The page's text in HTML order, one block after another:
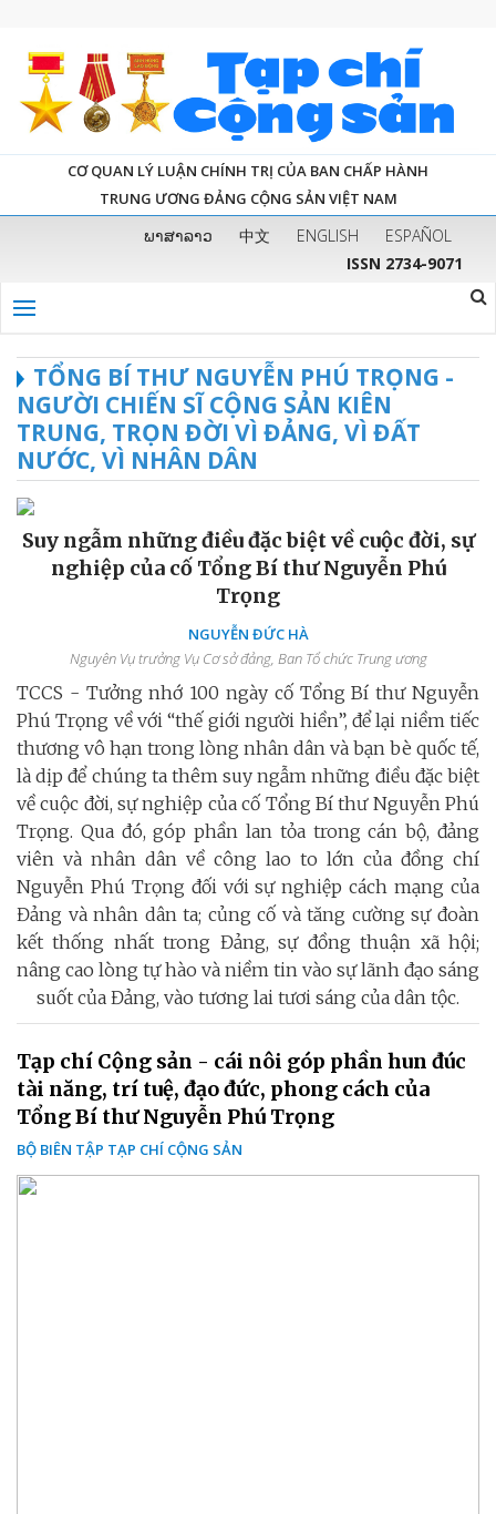
CƠ QUAN LÝ LUẬN CHÍNH TRỊ CỦA BAN CHẤP HÀNH
TRUNG ƯƠNG ĐẢNG CỘNG SẢN VIỆT NAM
ພາສາລາວ 中文 ENGLISH
ESPAÑOL
ISSN 2734-9071
TỔNG BÍ THƯ NGUYỄN PHÚ TRỌNG -
NGƯỜI CHIẾN SĨ CỘNG SẢN KIÊN
TRUNG, TRỌN ĐỜI VÌ ĐẢNG, VÌ ĐẤT
NƯỚC, VÌ NHÂN DÂN
Suy ngẫm những điều đặc biệt về cuộc đời, sự
nghiệp của cố Tổng Bí thư Nguyễn Phú
Trọng
NGUYỄN ĐỨC HÀ
Nguyên Vụ trưởng Vụ Cơ sở đảng, Ban Tổ chức Trung ương
TCCS - Tưởng nhớ 100 ngày cố Tổng Bí thư Nguyễn
Phú Trọng về với “thế giới người hiền”, để lại niềm tiếc
thương vô hạn trong lòng nhân dân và bạn bè quốc tế,
là dịp để chúng ta thêm suy ngẫm những điều đặc biệt
về cuộc đời, sự nghiệp của cố Tổng Bí thư Nguyễn Phú
Trọng. Qua đó, góp phần lan tỏa trong cán bộ, đảng
viên và nhân dân về công lao to lớn của đồng chí
Nguyễn Phú Trọng đối với sự nghiệp cách mạng của
Đảng và nhân dân ta; củng cố và tăng cường sự đoàn
kết thống nhất trong Đảng, sự đồng thuận xã hội;
nâng cao lòng tự hào và niềm tin vào sự lãnh đạo sáng
suốt của Đảng, vào tương lai tươi sáng của dân tộc.
Tạp chí Cộng sản - cái nôi góp phần hun đúc
tài năng, trí tuệ, đạo đức, phong cách của
Tổng Bí thư Nguyễn Phú Trọng
BỘ BIÊN TẬP TẠP CHÍ CỘNG SẢN